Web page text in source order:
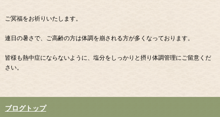
ご冥福をお祈りいたします。
連日の暑さで、ご高齢の方は体調を崩される方が多くなっております。
皆様も熱中症にならないように、塩分をしっかりと摂り体調管理にご留意くだ
さい。
ブログトップ